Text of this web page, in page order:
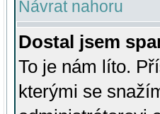
Návrat nahoru
Dostal jsem
To je nám líto.
kterými se